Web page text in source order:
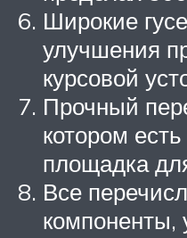
Широкие
улучшения
курсовой
Прочный
котором
площадка
Все
компоненты,